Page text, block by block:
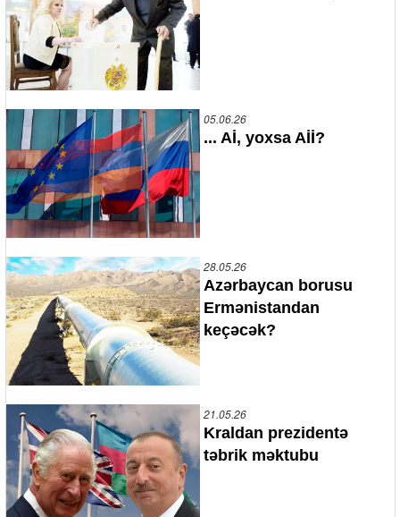
05.06.26
... Aİ, yoxsa Aİİ?
28.05.26
Azərbaycan borusu
Ermənistandan
keçəcək?
21.05.26
Kraldan prezidentə
təbrik məktubu